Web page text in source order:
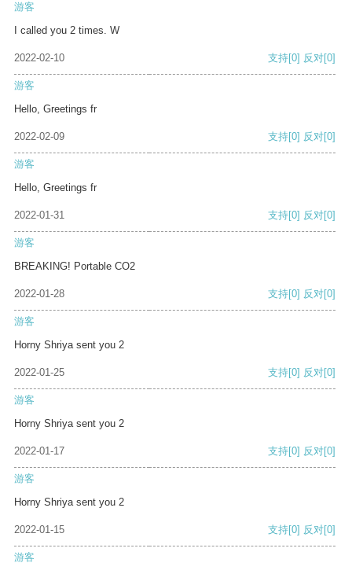
游客
I called you 2 times. W
2022-02-10 支持[0] 反对[0]
游客
Hello, Greetings fr
2022-02-09 支持[0] 反对[0]
游客
Hello, Greetings fr
2022-01-31 支持[0] 反对[0]
游客
BREAKING! Portable CO2
2022-01-28 支持[0] 反对[0]
游客
Horny Shriya sent you 2
2022-01-25 支持[0] 反对[0]
游客
Horny Shriya sent you 2
2022-01-17 支持[0] 反对[0]
游客
Horny Shriya sent you 2
2022-01-15 支持[0] 反对[0]
游客